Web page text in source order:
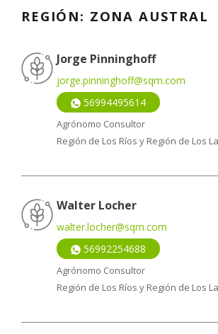
REGIÓN: ZONA AUSTRAL
Jorge Pinninghoff
jorge.pinninghoff@sqm.com
56994495614
Agrónomo Consultor
Región de Los Ríos y Región de Los
Walter Locher
walter.locher@sqm.com
56992254688
Agrónomo Consultor
Región de Los Ríos y Región de Los